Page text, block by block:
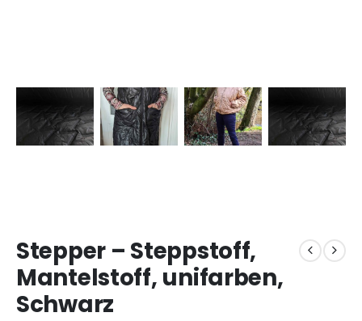
Stepper – Steppstoff,
Mantelstoff, unifarben,
Schwarz